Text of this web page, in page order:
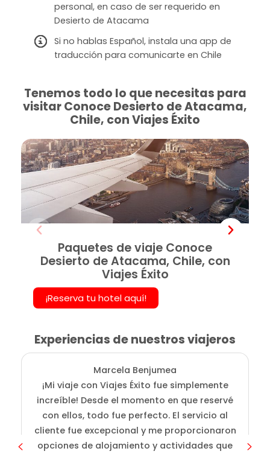
personal, en caso de ser requerido en
Desierto de Atacama
Si no hablas Español, instala una app de
traducción para comunicarte en Chile
Tenemos todo lo que necesitas para
visitar Conoce Desierto de Atacama,
Chile, con Viajes Éxito
Paquetes de viaje Conoce
Desierto de Atacama, Chile, con
Viajes Éxito
¡Reserva tu hotel aquí!
Experiencias de nuestros viajeros
Marcela Benjumea
¡Mi viaje con Viajes Éxito fue simplemente
increíble! Desde el momento en que reservé
con ellos, todo fue perfecto. El servicio al
cliente fue excepcional y me proporcionaron
opciones de alojamiento y actividades que